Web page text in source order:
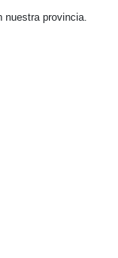
nuestra provincia.